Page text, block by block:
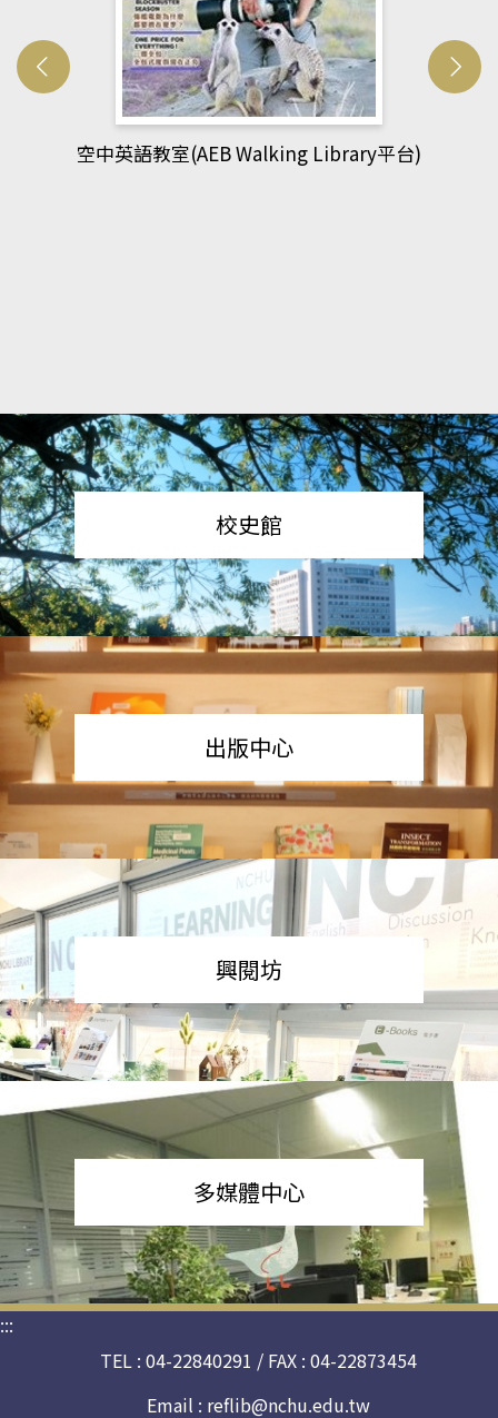
網管人(kono平台)
校史館
出版中心
興閱坊
多媒體中心
:::
TEL : 04-22840291 / FAX : 04-22873454
Email : reflib@nchu.edu.tw